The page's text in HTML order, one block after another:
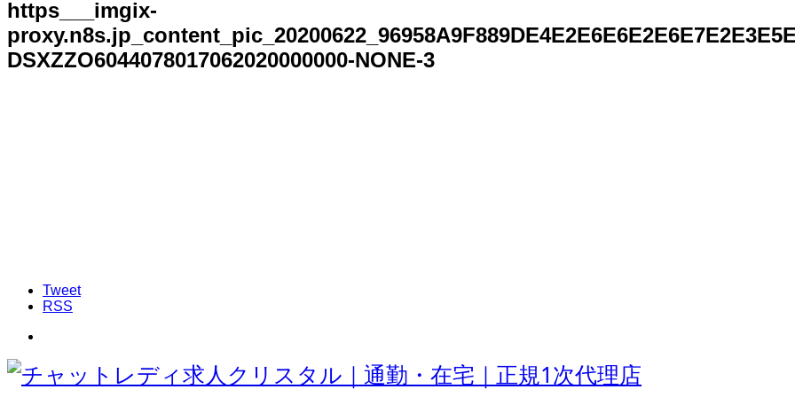
https___imgix-
DSXZZO6044078017062020000000-NONE-3
Tweet
RSS